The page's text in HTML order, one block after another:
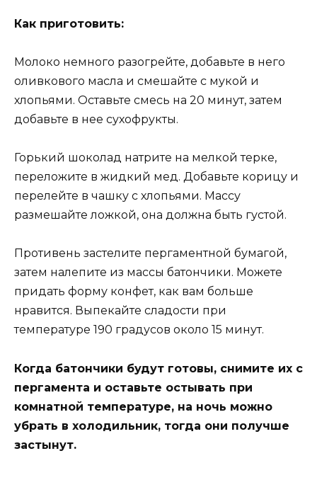
Как приготовить:
Молоко немного разогрейте, добавьте в него
оливкового масла и смешайте с мукой и
хлопьями. Оставьте смесь на 20 минут, затем
добавьте в нее сухофрукты.
Горький шоколад натрите на мелкой терке,
переложите в жидкий мед. Добавьте корицу и
перелейте в чашку с хлопьями. Массу
размешайте ложкой, она должна быть густой.
Противень застелите пергаментной бумагой,
затем налепите из массы батончики. Можете
придать форму конфет, как вам больше
нравится. Выпекайте сладости при
температуре 190 градусов около 15 минут.
Когда батончики будут готовы, снимите их с
пергамента и оставьте остывать при
комнатной температуре, на ночь можно
убрать в холодильник, тогда они получше
застынут.